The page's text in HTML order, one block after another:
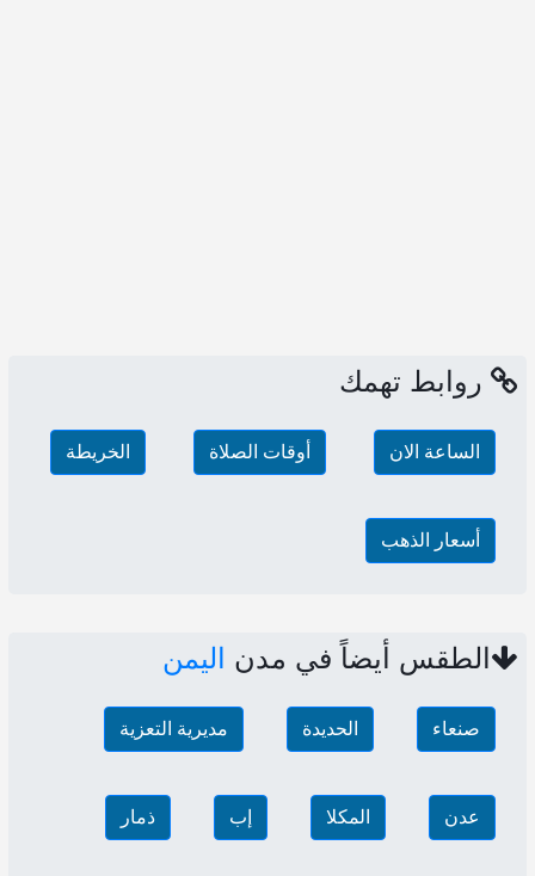
روابط تهمك
الساعة الان أوقات الصلاة الخريطة
أسعار الذهب
الطقس أيضاً في مدن اليمن
صنعاء‎ الحديدة مديرية التعزية
عدن المكلا إب ذمار